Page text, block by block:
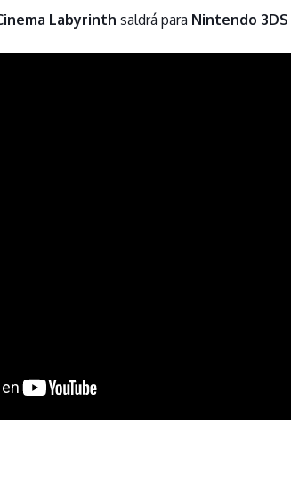
Labyrinth saldrá para Nintendo 3DS